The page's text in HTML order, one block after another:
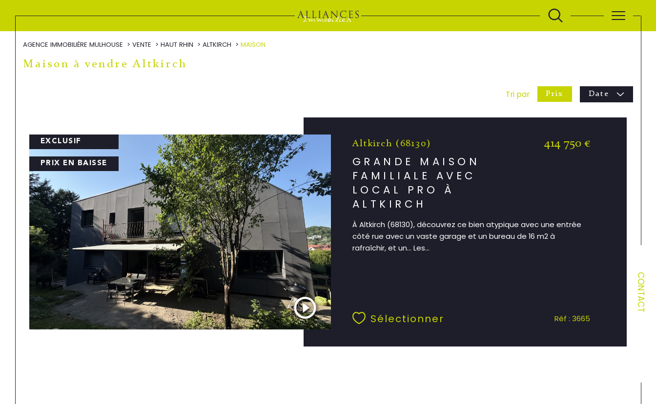
CONTACT
AGENCE IMMOBILIÈRE MULHOUSE VENTE HAUT RHIN ALTKIRCH MAISON
Maison à vendre Altkirch
Tri par Prix Date
Altkirch (68130)
GRANDE MAISON
FAMILIALE AVEC
LOCAL PRO À
ALTKIRCH
414 750 €
À Altkirch (68130), découvrez ce bien atypique avec une entrée
côté rue avec un vaste garage et un bureau de 16 m2 à
rafraîchir, et un... Les...
Sélectionner Réf : 3665
EXCLUSIF
PRIX EN BAISSE